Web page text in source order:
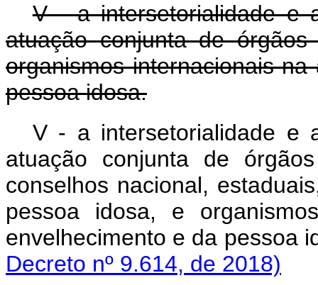
V - a intersetorialidade e
atuação conjunta de
organismos internacionais
pessoa idosa.
V - a intersetorialidade e
atuação conjunta de
conselhos nacional,
pessoa idosa, e
envelhecimento e da
Decreto nº 9.614, de 2018)